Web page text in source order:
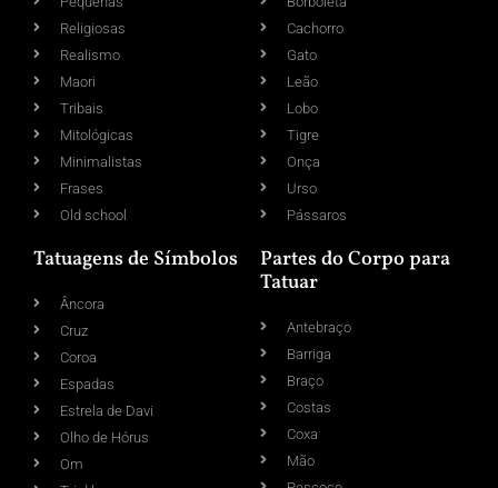
Religiosas
Realismo
Maori
Tribais
Mitológicas
Minimalistas
Frases
Old school
Cachorro
Gato
Leão
Lobo
Tigre
Onça
Urso
Pássaros
Tatuagens de Símbolos
Âncora
Cruz
Coroa
Espadas
Estrela de Davi
Olho de Hórus
Om
Partes do Corpo para
Tatuar
Antebraço
Barriga
Braço
Costas
Coxa
Mão